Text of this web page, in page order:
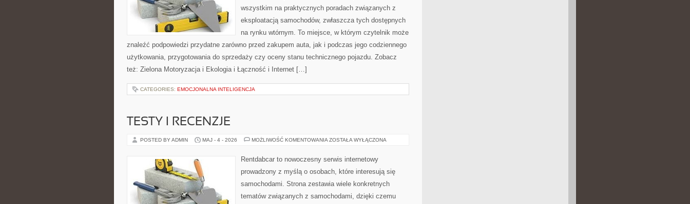
wszystkim na praktycznych poradach związanych z
eksploatacją samochodów, zwłaszcza tych dostępnych
na rynku wtórnym. To miejsce, w którym czytelnik może
znaleźć podpowiedzi przydatne zarówno przed zakupem auta, jak i podczas jego codziennego
użytkowania, przygotowania do sprzedaży czy oceny stanu technicznego pojazdu. Zobacz
też: Zielona Motoryzacja i Ekologia i Łączność i Internet […]
CATEGORIES: EMOCJONALNA INTELIGENCJA
TESTY I RECENZJE
POSTED BY ADMIN MAJ - 4 - 2026 MOŻLIWOŚĆ KOMENTOWANIA TESTY
ZOSTAŁA WYŁĄCZONA
Rentdabcar to nowoczesny serwis internetowy
prowadzony z myślą o osobach, które interesują się
samochodami. Strona zestawia wiele konkretnych
tematów związanych z samochodami, dzięki czemu